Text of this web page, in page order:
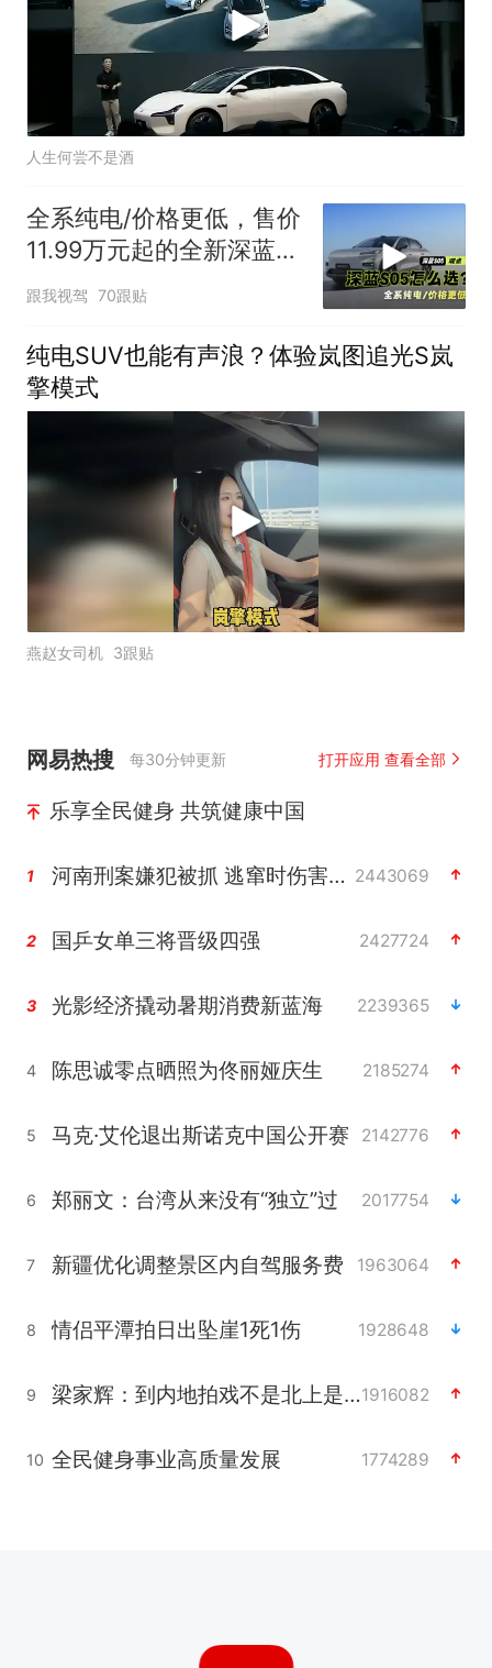
人生何尝不是酒
全系纯电/价格更低，售价
11.99万元起的全新深蓝
S05怎么选？
跟我视驾 70跟贴
纯电SUV也能有声浪？体验岚图追光S岚
擎模式
燕赵女司机 3跟贴
网易热搜 每30分钟更新 打开应用 查看全部
乐享全民健身 共筑健康中国
1 河南刑案嫌犯被抓 逃窜时伤害多人 2443069
2 国乒女单三将晋级四强 2427724
3 光影经济撬动暑期消费新蓝海 2239365
4 陈思诚零点晒照为佟丽娅庆生 2185274
5 马克·艾伦退出斯诺克中国公开赛 2142776
6 郑丽文：台湾从来没有“独立”过 2017754
7 新疆优化调整景区内自驾服务费 1963064
8 情侣平潭拍日出坠崖1死1伤 1928648
9 梁家辉：到内地拍戏不是北上是回归1916082
10 全民健身事业高质量发展 1774289